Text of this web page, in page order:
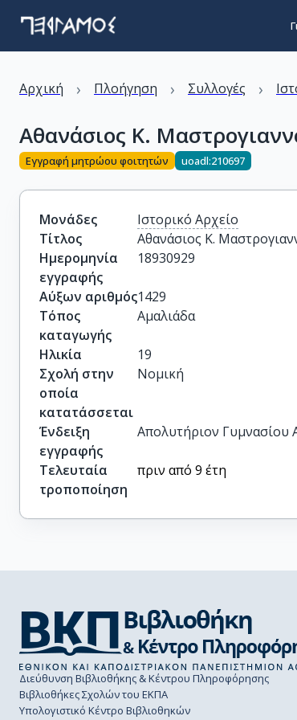
Αρχική › Πλοήγηση › Συλλογές ›
Αθανάσιος Κ.
Εγγραφή μητρώου φοιτητών uoadl:210697
Μονάδες
Ιστορικό Αρχείο
Τίτλος
Αθανάσιος Κ.
Ημερομηνία
εγγραφής
18930929
Αύξων αριθμός1429
Τόπος
καταγωγής
Αμαλιάδα
Ηλικία
19
Σχολή στην
οποία
κατατάσσεται
Νομική
Ένδειξη
εγγραφής
Απολυτήριον Γυμνασίου
Τελευταία
τροποποίηση
πριν από 9 έτη
Διεύθυνση Βιβλιοθήκης & Κέντρου Πληροφόρησης
Βιβλιοθήκες Σχολών του ΕΚΠΑ
Υπολογιστικό Κέντρο Βιβλιοθηκών